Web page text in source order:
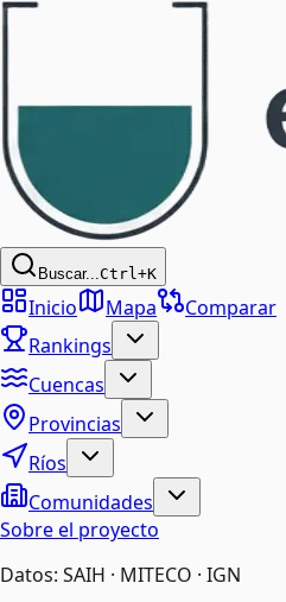
Buscar...Ctrl+K
Inicio Mapa
Comparar
Rankings
Cuencas
Provincias
Ríos
Comunidades
Sobre el proyecto
Datos: SAIH · MITECO · IGN